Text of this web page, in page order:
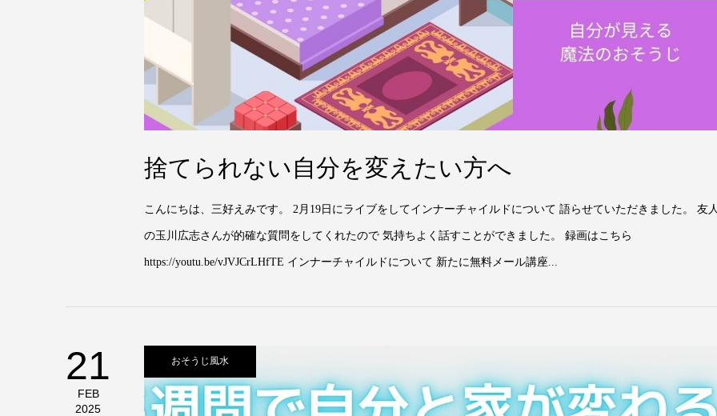
捨てられない自分を変えたい方へ
こんにちは、三好えみです。 2月19日にライブをしてインナーチャイルドについて 語らせていただきました。 友
の玉川広志さんが的確な質問をしてくれたので 気持ちよく話すことができました。 録画はこちら
https://youtu.be/vJVJCrLHfTE インナーチャイルドについて 新たに無料メール講座...
21
FEB
2025
おそうじ風水